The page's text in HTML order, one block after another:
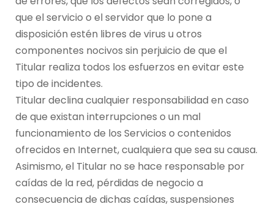
que el servicio o el servidor que lo pone a
disposición estén libres de virus u otros
componentes nocivos sin perjuicio de que el
Titular realiza todos los esfuerzos en evitar este
tipo de incidentes.
Titular declina cualquier responsabilidad en caso
de que existan interrupciones o un mal
funcionamiento de los Servicios o contenidos
ofrecidos en Internet, cualquiera que sea su causa.
Asimismo, el Titular no se hace responsable por
caídas de la red, pérdidas de negocio a
consecuencia de dichas caídas, suspensiones